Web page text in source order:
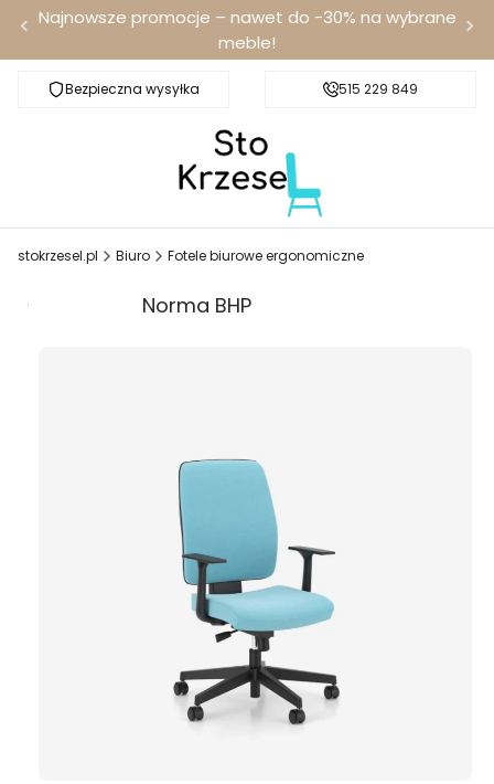
Najnowsze promocje – nawet do -30% na wybrane
meble!
Bezpieczna wysyłka Darmowa dostawa od 100 zł
515 229 849
stokrzesel.pl Biuro Fotele biurowe ergonomiczne
Promocja Norma BHP